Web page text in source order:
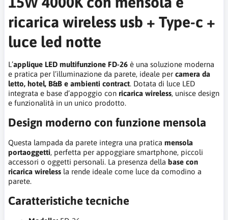
ricarica wireless usb + Type-c +
luce led notte
L’applique LED multifunzione FD-26 è una soluzione moderna
e pratica per l’illuminazione da parete, ideale per camera da
letto, hotel, B&B e ambienti contract. Dotata di luce LED
integrata e base d’appoggio con ricarica wireless, unisce design
e funzionalità in un unico prodotto.
Design moderno con funzione mensola
Questa lampada da parete integra una pratica mensola
portaoggetti, perfetta per appoggiare smartphone, piccoli
accessori o oggetti personali. La presenza della base con
ricarica wireless la rende ideale come luce da comodino a
parete.
Caratteristiche tecniche